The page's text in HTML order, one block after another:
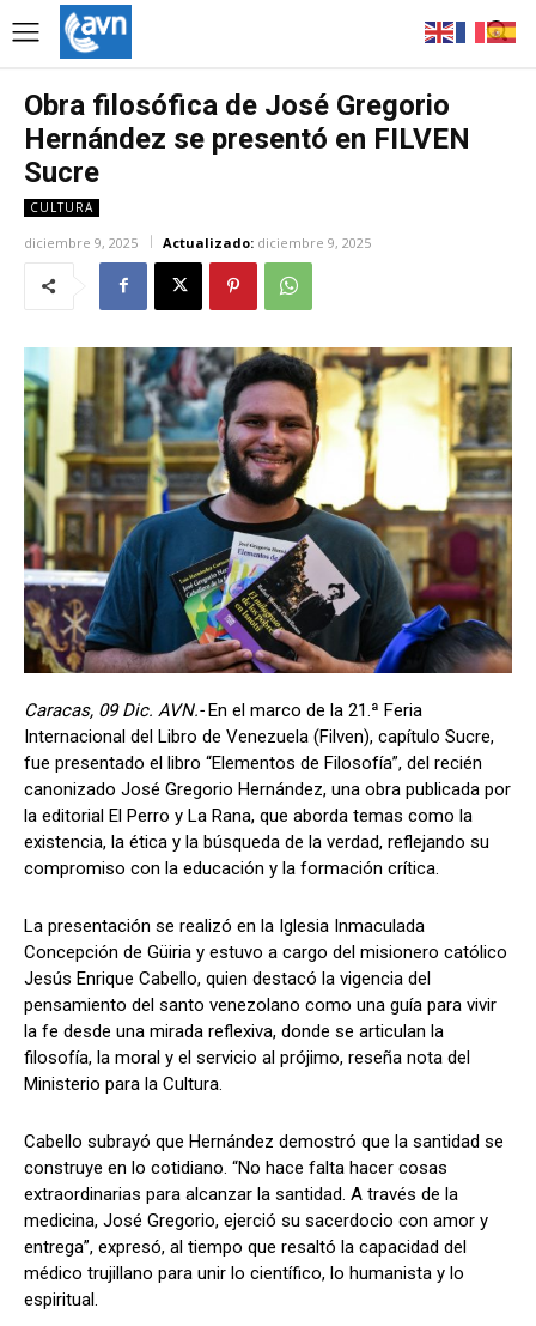
Obra filosófica de José Gregorio
Hernández se presentó en FILVEN
Sucre
CULTURA
diciembre 9, 2025 Actualizado: diciembre 9, 2025
Caracas, 09 Dic. AVN.-En el marco de la 21.ª Feria
Internacional del Libro de Venezuela (Filven), capítulo Sucre,
fue presentado el libro “Elementos de Filosofía”, del recién
canonizado José Gregorio Hernández, una obra publicada por
la editorial El Perro y La Rana, que aborda temas como la
existencia, la ética y la búsqueda de la verdad, reflejando su
compromiso con la educación y la formación crítica.
La presentación se realizó en la Iglesia Inmaculada
Concepción de Güiria y estuvo a cargo del misionero católico
Jesús Enrique Cabello, quien destacó la vigencia del
pensamiento del santo venezolano como una guía para vivir
la fe desde una mirada reflexiva, donde se articulan la
filosofía, la moral y el servicio al prójimo, reseña nota del
Ministerio para la Cultura.
Cabello subrayó que Hernández demostró que la santidad se
construye en lo cotidiano. “No hace falta hacer cosas
extraordinarias para alcanzar la santidad. A través de la
medicina, José Gregorio, ejerció su sacerdocio con amor y
entrega”, expresó, al tiempo que resaltó la capacidad del
médico trujillano para unir lo científico, lo humanista y lo
espiritual.